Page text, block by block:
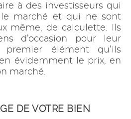
à des investisseurs qui
le marché et qui ne sont
même, de calculette. Ils
d’occasion pour leur
élément qu’ils
évidemment le prix, en
marché.
DE VOTRE BIEN